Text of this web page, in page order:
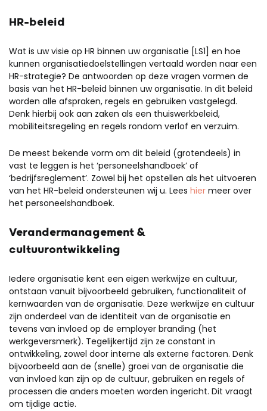
HR-beleid
Wat is uw visie op HR binnen uw organisatie [LS1] en hoe
kunnen organisatiedoelstellingen vertaald worden naar een
HR-strategie? De antwoorden op deze vragen vormen de
basis van het HR-beleid binnen uw organisatie. In dit beleid
worden alle afspraken, regels en gebruiken vastgelegd.
Denk hierbij ook aan zaken als een thuiswerkbeleid,
mobiliteitsregeling en regels rondom verlof en verzuim.
De meest bekende vorm om dit beleid (grotendeels) in
vast te leggen is het ‘personeelshandboek’ of
‘bedrijfsreglement’. Zowel bij het opstellen als het uitvoeren
van het HR-beleid ondersteunen wij u. Lees hier meer over
het personeelshandboek.
Verandermanagement &
cultuurontwikkeling
Iedere organisatie kent een eigen werkwijze en cultuur,
ontstaan vanuit bijvoorbeeld gebruiken, functionaliteit of
kernwaarden van de organisatie. Deze werkwijze en cultuur
zijn onderdeel van de identiteit van de organisatie en
tevens van invloed op de employer branding (het
werkgeversmerk). Tegelijkertijd zijn ze constant in
ontwikkeling, zowel door interne als externe factoren. Denk
bijvoorbeeld aan de (snelle) groei van de organisatie die
van invloed kan zijn op de cultuur, gebruiken en regels of
processen die anders moeten worden ingericht. Dit vraagt
om tijdige actie.